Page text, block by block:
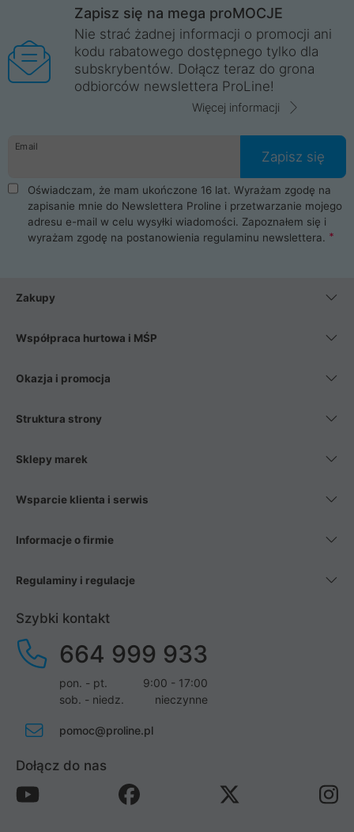
Wrocław, Poznań, Legnica, Katowice, Gliwice, Kalisz, Bytom,
Trzebnica, Opole. Szybka i profesjonalna obsługa!
ProLine to polska firma ze 100% polskim kapitałem. Działamy
legalnie i płacimy podatki w naszym kraju! Posiadamy siedzibę
główną w Mirkowie oraz salony na terenie kraju. Cała
komunikacja ze sklepem komputerowym ProLine jest
danych osobowych. Dlatego zakup notebooka albo laptopa w
ProLine to czysta przyjemność i pełne bezpieczeństwo.
Zaopatrzysz się u nas w akcesoria i części komputerowe
takie jak procesory, karty graficzne, płyty główne, pamięci,
dyski SSD, M.2 oraz HDD. Nasi pracownicy pomogą Ci wybrać
najlepszy zasilacz komputerowy oraz obudowę do komputera.
Poza komputerami mamy również najlepsze na rynku
Smartfony takich producentów jak Xiaomi, Apple, Samsung i
wentylatory. Na koniec mając już to wszystko, możesz
Zapisz się na mega proMOCJE
Nie strać żadnej informacji o promocji ani
kodu rabatowego dostępnego tylko dla
subskrybentów. Dołącz teraz do grona
odbiorców newslettera ProLine!
Więcej informacji
Email
Zapisz się
Oświadczam, że mam ukończone 16 lat. Wyrażam zgodę na
zapisanie mnie do Newslettera Proline i przetwarzanie mojego
adresu e-mail w celu wysyłki wiadomości. Zapoznałem się i
wyrażam zgodę na postanowienia regulaminu newslettera.
Zakupy
Współpraca hurtowa i MŚP
Okazja i promocja
Struktura strony
Sklepy marek
Wsparcie klienta i serwis
Informacje o firmie
Regulaminy i regulacje
Szybki kontakt
664 999 933
pon. - pt.
9:00 - 17:00
sob. - niedz.
nieczynne
pomoc@proline.pl
Dołącz do nas